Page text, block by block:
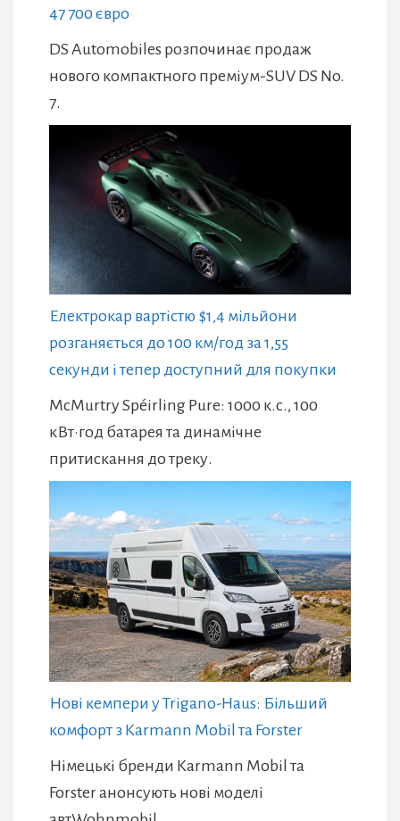
47 700 євро
DS Automobiles розпочинає продаж
нового компактного преміум-SUV DS No.
7.
Електрокар вартістю $1,4 мільйони
розганяється до 100 км/год за 1,55
секунди і тепер доступний для покупки
McMurtry Spéirling Pure: 1000 к.с., 100
кВт·год батарея та динамічне
притискання до треку.
Нові кемпери у Trigano-Haus: Більший
комфорт з Karmann Mobil та Forster
Німецькі бренди Karmann Mobil та
Forster анонсують нові моделі